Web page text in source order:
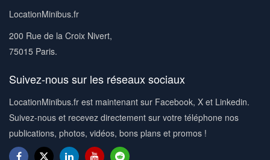
LocationMinibus.fr
200 Rue de la Croix Nivert,
75015 Paris.
Suivez-nous sur les réseaux sociaux
LocationMinibus.fr est maintenant sur Facebook, X et Linkedin.
Suivez-nous et recevez directement sur votre téléphone nos
publications, photos, vidéos, bons plans et promos !